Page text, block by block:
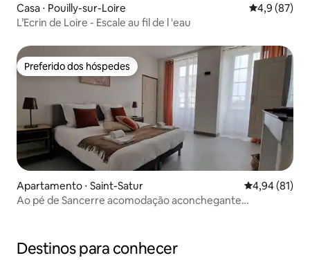
Casa ⋅ Pouilly-sur-Loire 4,9 de uma
4,9 (87)
L’Ecrin de Loire - Escale au fil de l 'eau
Preferido dos hóspedes
Preferido dos hóspedes
Apartamento ⋅ Saint-Satur 4,94 de uma
4,94 (81)
Ao pé de Sancerre acomodação aconchegante
Destinos para conhecer